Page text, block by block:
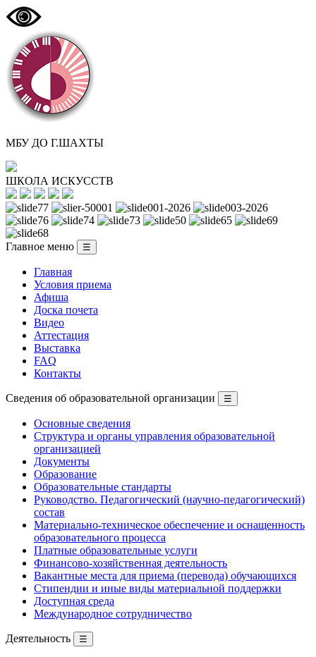
МБУ ДО Г.ШАХТЫ
ШКОЛА ИСКУССТВ
Главное меню ☰
Главная
Условия приема
Афиша
Доска почета
Видео
Аттестация
Выставка
FAQ
Контакты
Сведения об образовательной организации ☰
Основные сведения
Структура и органы управления образовательной
организацией
Документы
Образование
Образовательные стандарты
Руководство. Педагогический (научно-педагогический)
состав
Материально-техническое обеспечение и оснащенность
образовательного процесса
Платные образовательные услуги
Финансово-хозяйственная деятельность
Вакантные места для приема (перевода) обучающихся
Стипендии и иные виды материальной поддержки
Доступная среда
Международное сотрудничество
Деятельность ☰